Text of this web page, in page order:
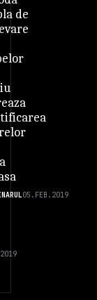
de
05.FEB.2019